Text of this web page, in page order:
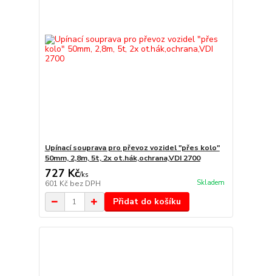
Upínací souprava pro převoz vozidel "přes kolo"
50mm, 2,8m, 5t, 2x ot.hák,ochrana,VDI 2700
727 Kč/ks
601 Kč bez DPH Skladem
Přidat do košíku